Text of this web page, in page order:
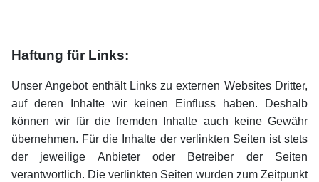
Haftung für Links:
Unser Angebot enthält Links zu externen Websites Dritter,
auf deren Inhalte wir keinen Einfluss haben. Deshalb
können wir für die fremden Inhalte auch keine Gewähr
übernehmen. Für die Inhalte der verlinkten Seiten ist stets
der jeweilige Anbieter oder Betreiber der Seiten
verantwortlich. Die verlinkten Seiten wurden zum Zeitpunkt